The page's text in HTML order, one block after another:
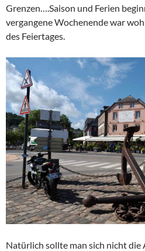
Grenzen….Saison und Ferien
vergangene Wochenende war
des Feiertages.
Natürlich sollte man sich nicht die